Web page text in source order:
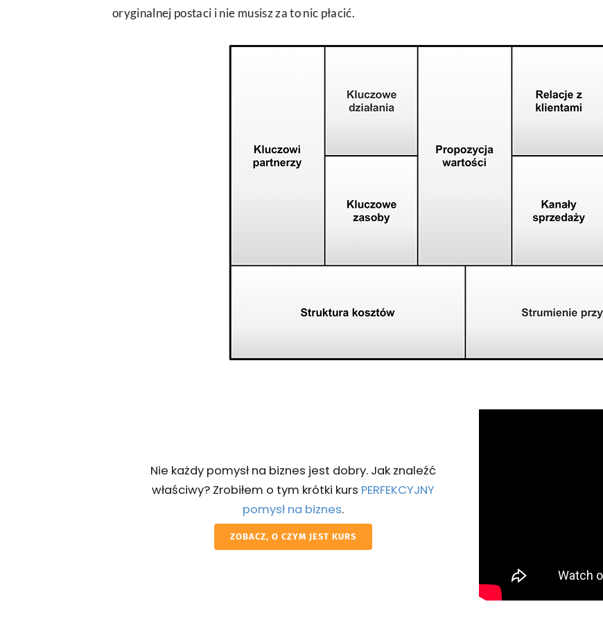
oryginalnej postaci i nie musisz za to nic płacić.
Nie każdy pomysł na biznes jest dobry. Jak znaleźć
właściwy? Zrobiłem o tym krótki kurs PERFEKCYJNY
pomysł na biznes.
ZOBACZ, O CZYM JEST KURS